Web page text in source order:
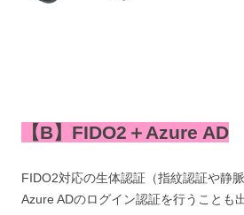
【B】FIDO2＋Azure AD
FIDO2対応の生体認証（指紋認証や静
Azure ADのログイン認証を行うことも